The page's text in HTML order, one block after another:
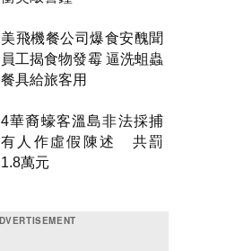
美飛機餐公司爆食安醜聞
員工揭食物發霉 逼洗蛆蟲
餐具給旅客用
4華裔蠔客溫島非法採捕
有人作虛假陳述 共罰
1.8萬元